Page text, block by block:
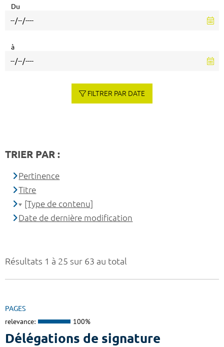
Résultats 1 à 25 sur 63 au total
PAGES
relevance: 100%
Délégations de signature
Du
à
FILTRER PAR DATE
TRIER PAR :
Pertinence
Titre
[Type de contenu]
Date de dernière modification